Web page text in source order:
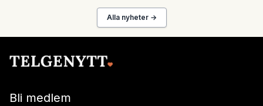
Alla nyheter →
Bli medlem